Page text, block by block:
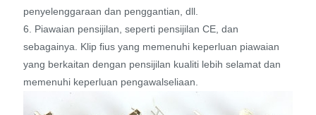
penyelenggaraan dan penggantian, dll.
6. Piawaian pensijilan, seperti pensijilan CE, dan
sebagainya. Klip fius yang memenuhi keperluan piawaian
yang berkaitan dengan pensijilan kualiti lebih selamat dan
memenuhi keperluan pengawalseliaan.